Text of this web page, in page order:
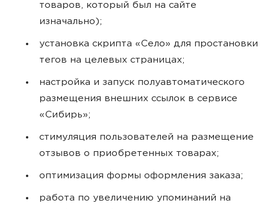
товаров, который был на сайте
изначально);
установка скрипта «Село» для простановки
тегов на целевых страницах;
настройка и запуск полуавтоматического
размещения внешних ссылок в сервисе
«Сибирь»;
стимуляция пользователей на размещение
отзывов о приобретенных товарах;
оптимизация формы оформления заказа;
работа по увеличению упоминаний на